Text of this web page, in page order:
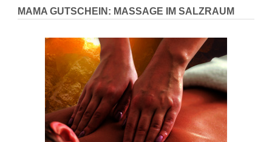
MAMA GUTSCHEIN: MASSAGE IM SALZRAUM